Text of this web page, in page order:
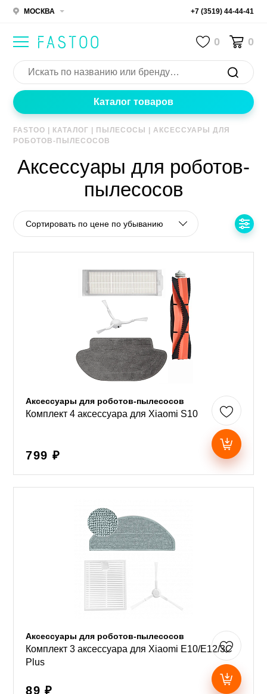
МОСКВА +7 (3519) 44-44-41
0 0
Каталог товаров
FASTOO КАТАЛОГ ПЫЛЕСОСЫ |АКСЕССУАРЫ ДЛЯ
РОБОТОВ-ПЫЛЕСОСОВ
Аксессуары для роботов-
пылесосов
Сортировать по цене по убыванию
Аксессуары для роботов-пылесосов
Комплект 4 аксессуара для Xiaomi S10
799 ₽
Аксессуары для роботов-пылесосов
Комплект 3 аксессуара для Xiaomi E10/E12/3C
Plus
89 ₽